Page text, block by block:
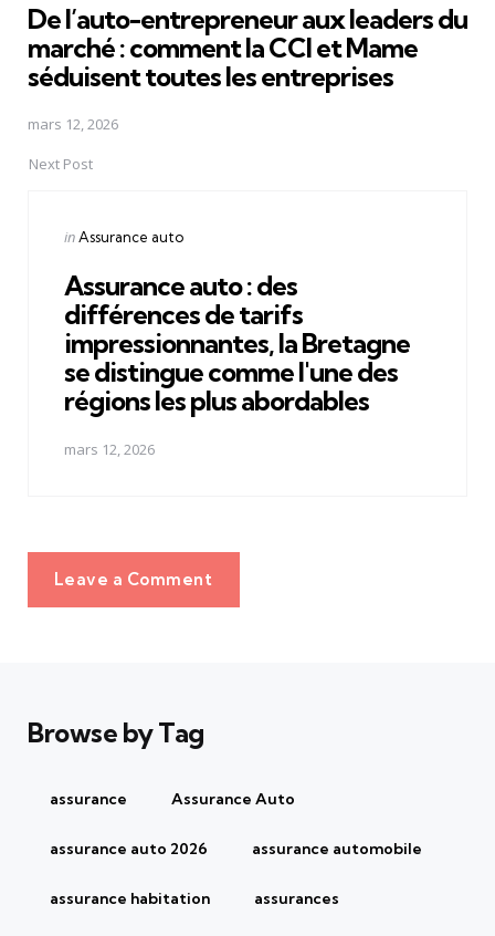
De l’auto-entrepreneur aux leaders du
marché : comment la CCI et Mame
séduisent toutes les entreprises
mars 12, 2026
Next Post
Posted
inAssurance auto
Assurance auto : des
différences de tarifs
impressionnantes, la Bretagne
se distingue comme l'une des
régions les plus abordables
mars 12, 2026
Leave a Comment
Browse by Tag
assurance Assurance Auto
assurance auto 2026 assurance automobile
assurance habitation assurances